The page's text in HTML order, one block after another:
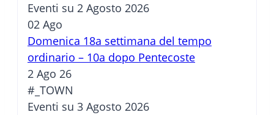
Eventi su 2 Agosto 2026
02 Ago
Domenica 18a settimana del tempo
ordinario – 10a dopo Pentecoste
2 Ago 26
#_TOWN
Eventi su 3 Agosto 2026